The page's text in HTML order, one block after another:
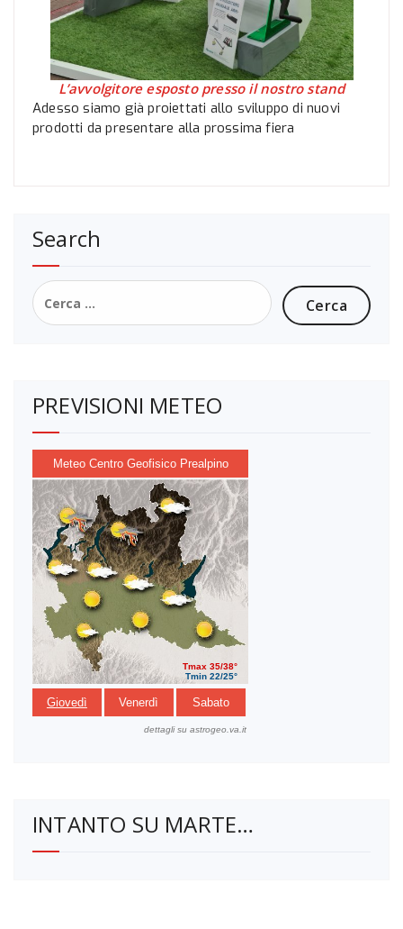
L’avvolgitore esposto presso il nostro stand
Adesso siamo già proiettati allo sviluppo di nuovi
prodotti da presentare alla prossima fiera
Search
Ricerca
per:
PREVISIONI METEO
INTANTO SU MARTE…